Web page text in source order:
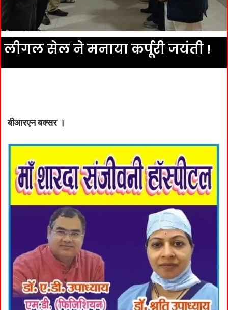
लीगल सेल ने मनाया कर्पूरी जयंती !
बीआरएन बक्सर ।